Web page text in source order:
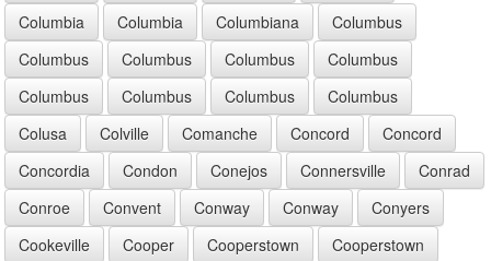
Columbia
Columbia Columbiana
Columbus
Columbus
Columbus Columbus
Columbus
Columbus
Columbus Columbus
Columbus
Colusa
Colville Comanche Concord
Concord
Concordia
Condon Conejos Connersville
Conrad
Conroe
Convent Conway Conway
Conyers
Cookeville
Cooper Cooperstown
Cooperstown